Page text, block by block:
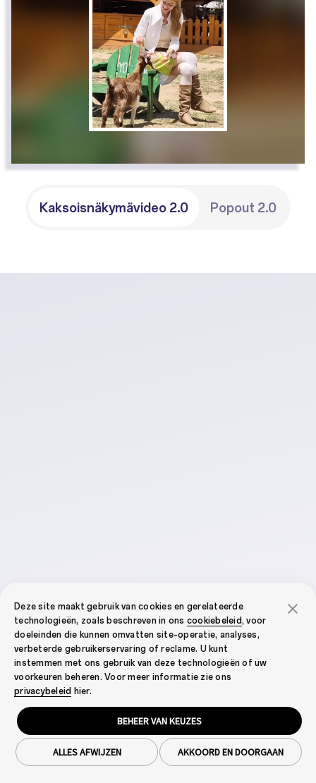
Kaksoisnäkymävideo 2.0 Popout 2.0
Yleiskatsaus
Overview
Deze site maakt gebruik van cookies en gerelateerde
technologieën, zoals beschreven in ons cookiebeleid, voor
doeleinden die kunnen omvatten site-operatie, analyses,
verbeterde gebruikerservaring of reclame. U kunt
instemmen met ons gebruik van deze technologieën of uw
voorkeuren beheren. Voor meer informatie zie ons
privacybeleid hier.
BEHEER VAN KEUZES
AKKOORD EN DOORGAAN
ALLES AFWIJZEN